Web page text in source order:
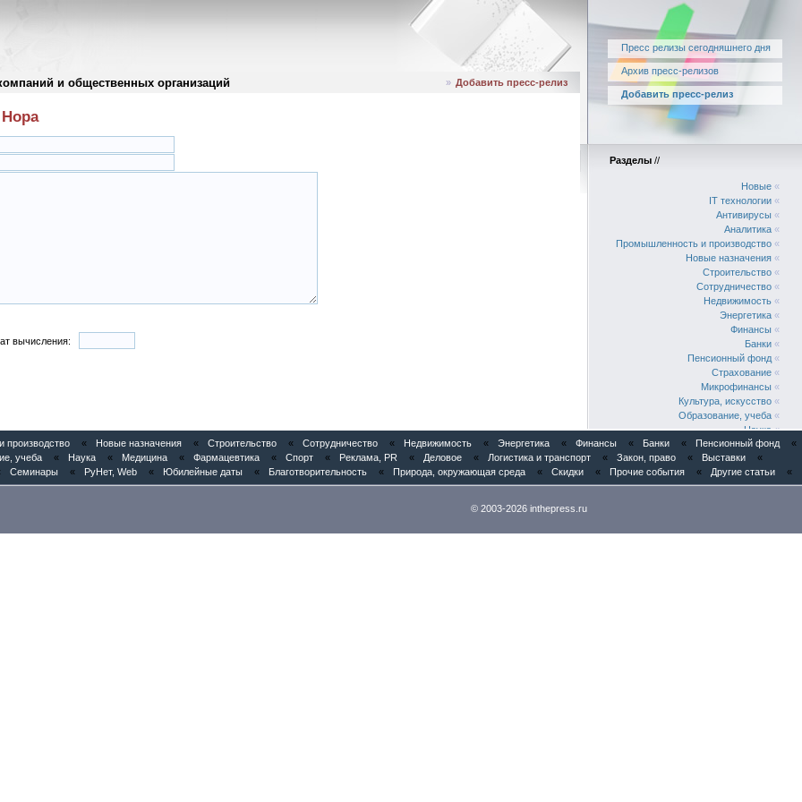
и общественных организаций
Пресс релизы сегодняшнего дня
Архив пресс-релизов
Добавить пресс-релиз
» Добавить пресс-релиз
вычисления:
Разделы //
Новые «
IT технологии «
Антивирусы «
Аналитика «
Промышленность и производство «
Новые назначения «
Строительство «
Сотрудничество «
Недвижимость «
Энергетика «
Финансы «
Банки «
Пенсионный фонд «
Страхование «
Микрофинансы «
Культура, искусство «
Образование, учеба «
Наука«
Медицина«
Фармацевтика
Спорт«
Реклама, PR«
производство « Новые назначения « Строительство « Сотрудничество « Недвижимость « Энергетика « Финансы « Банки « Пенсионный фонд
«
учеба « Наука « Медицина « Фармацевтика « Спорт « Реклама, PR « Деловое « Логистика и транспорт « Закон, право « Выставки
«
Семинары « РуНет, Web « Юбилейные даты « Благотворительность « Природа, окружающая среда « Скидки « Прочие события « Другие статьи «
© 2003-2026 inthepress.ru